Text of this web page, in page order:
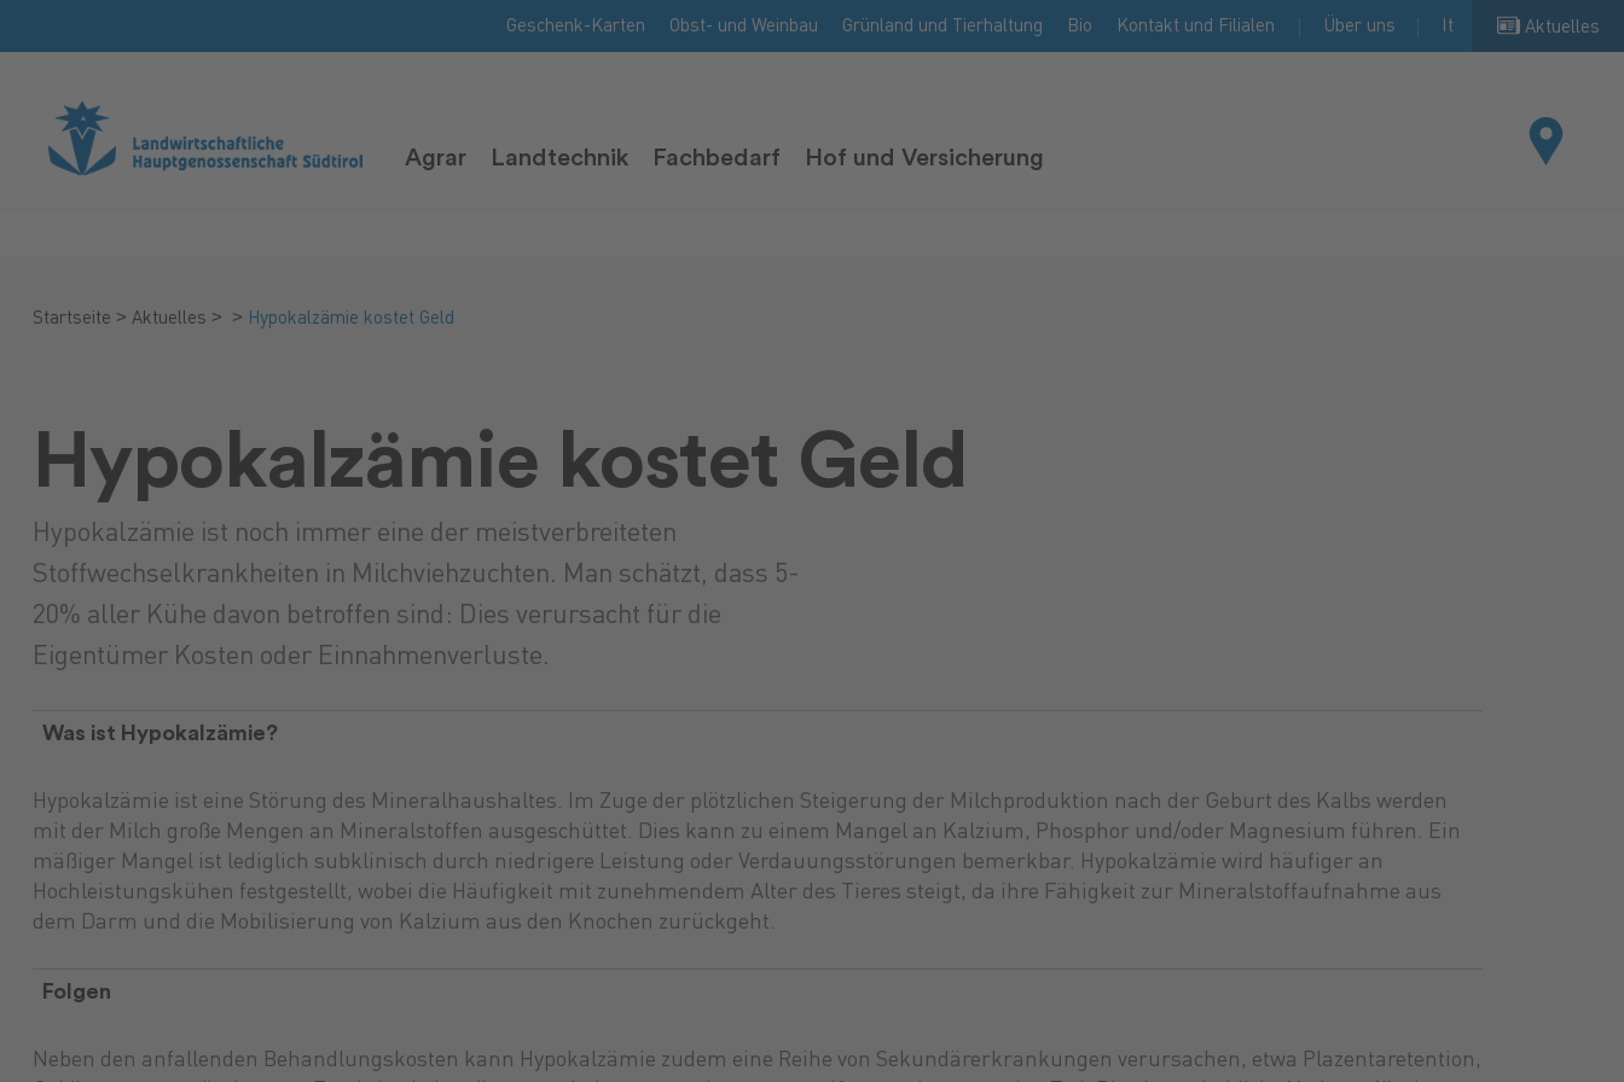
Geschenk-Karten Obst- und Weinbau Grünland und Tierhaltung Bio Kontakt und Filialen Über uns It Aktuelles
Agrar Landtechnik Fachbedarf Hof und Versicherung
Startseite > Aktuelles > > Hypokalzämie kostet Geld
Hypokalzämie kostet Geld
Hypokalzämie ist noch immer eine der meistverbreiteten
Stoffwechselkrankheiten in Milchviehzuchten. Man schätzt, dass 5-
20% aller Kühe davon betroffen sind: Dies verursacht für die
Eigentümer Kosten oder Einnahmenverluste.
Was ist Hypokalzämie?
Hypokalzämie ist eine Störung des Mineralhaushaltes. Im Zuge der plötzlichen Steigerung der Milchproduktion nach der Geburt des Kalbs werden
mit der Milch große Mengen an Mineralstoffen ausgeschüttet. Dies kann zu einem Mangel an Kalzium, Phosphor und/oder Magnesium führen. Ein
mäßiger Mangel ist lediglich subklinisch durch niedrigere Leistung oder Verdauungsstörungen bemerkbar. Hypokalzämie wird häufiger an
Hochleistungskühen festgestellt, wobei die Häufigkeit mit zunehmendem Alter des Tieres steigt, da ihre Fähigkeit zur Mineralstoffaufnahme aus
dem Darm und die Mobilisierung von Kalzium aus den Knochen zurückgeht.
Folgen
Neben den anfallenden Behandlungskosten kann Hypokalzämie zudem eine Reihe von Sekundärerkrankungen verursachen, etwa Plazentaretention,